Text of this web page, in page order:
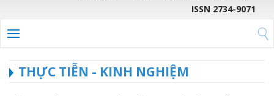
ISSN 2734-9071
THỰC TIỄN - KINH NGHIỆM